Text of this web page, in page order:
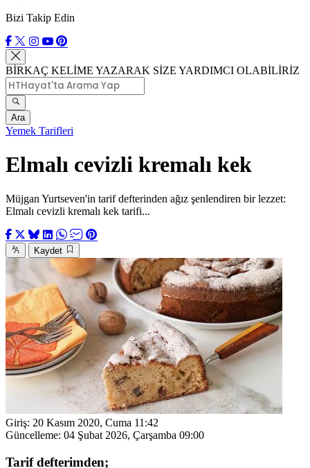
Bizi Takip Edin
BİRKAÇ KELİME YAZARAK SİZE YARDIMCI OLABİLİRİZ
Ara
Yemek Tarifleri
Elmalı cevizli kremalı kek
Müjgan Yurtseven'in tarif defterinden ağız şenlendiren bir lezzet:
Elmalı cevizli kremalı kek tarifi...
Kaydet
Giriş: 20 Kasım 2020, Cuma 11:42
Güncelleme: 04 Şubat 2026, Çarşamba 09:00
Tarif defterimden;